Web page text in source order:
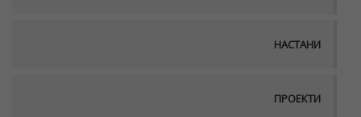
НАСТАНИ
ПРОЕКТИ